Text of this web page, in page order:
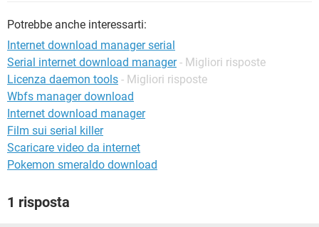
Potrebbe anche interessarti:
Internet download manager serial
Serial internet download manager - Migliori risposte
Licenza daemon tools - Migliori risposte
Wbfs manager download
Internet download manager
Film sui serial killer
Scaricare video da internet
Pokemon smeraldo download
1 risposta